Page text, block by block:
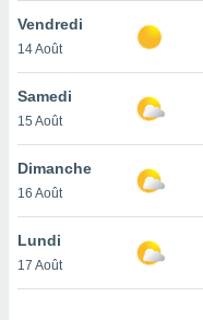
la
du
en
de
Vendredi
14 Août
Samedi
15 Août
Dimanche
16 Août
Lundi
17 Août